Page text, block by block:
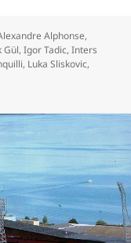
Alphonse,
Gül,Igor Tadic,Inters
, Luka Sliskovic,
bei FCZ gegen Le Mont